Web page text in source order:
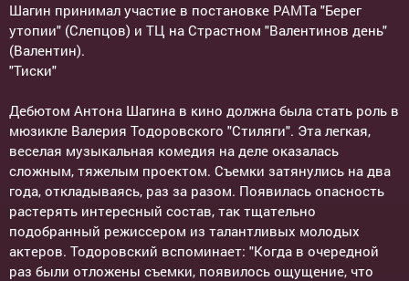
Шагин принимал участие в постановке РАМТа "Берег
утопии" (Слепцов) и ТЦ на Страстном "Валентинов день"
(Валентин).
"Тиски"
Дебютом Антона Шагина в кино должна была стать роль в
мюзикле Валерия Тодоровского "Стиляги". Эта легкая,
веселая музыкальная комедия на деле оказалась
сложным, тяжелым проектом. Съемки затянулись на два
года, откладываясь, раз за разом. Появилась опасность
растерять интересный состав, так тщательно
подобранный режиссером из талантливых молодых
актеров. Тодоровский вспоминает: "Когда в очередной
раз были отложены съемки, появилось ощущение, что